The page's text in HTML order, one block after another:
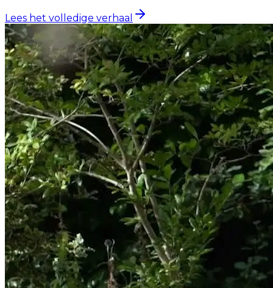
Lees het volledige verhaal